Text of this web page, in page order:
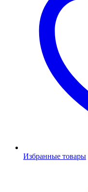
Избранные товары